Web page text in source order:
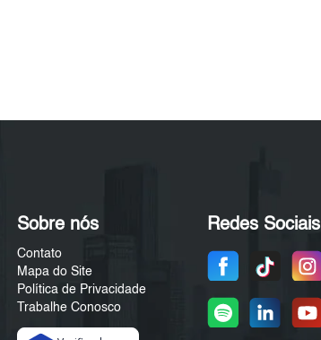
Sobre nós
Contato
Mapa do Site
Política de Privacidade
Trabalhe Conosco
Redes Sociais